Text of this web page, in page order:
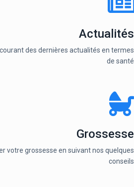
Actualités
des dernières actualités en termes
de santé
Grossesse
votre grossesse en suivant nos quelques
conseils